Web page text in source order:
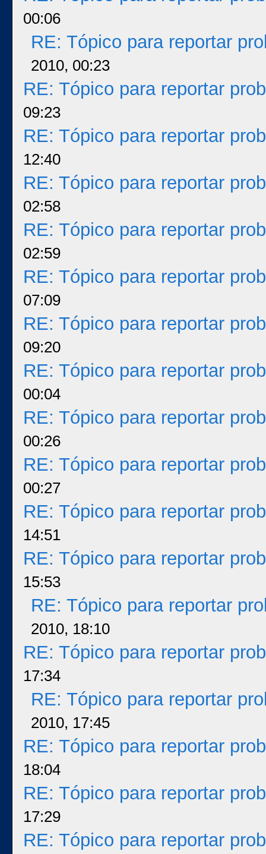
00:06
RE: Tópico para reportar
2010, 00:23
RE: Tópico para reportar
09:23
RE: Tópico para reportar
12:40
RE: Tópico para reportar
02:58
RE: Tópico para reportar
02:59
RE: Tópico para reportar
07:09
RE: Tópico para reportar
09:20
RE: Tópico para reportar
00:04
RE: Tópico para reportar
00:26
RE: Tópico para reportar
00:27
RE: Tópico para reportar
14:51
RE: Tópico para reportar
15:53
RE: Tópico para reportar
2010, 18:10
RE: Tópico para reportar
17:34
RE: Tópico para reportar
2010, 17:45
RE: Tópico para reportar
18:04
RE: Tópico para reportar
17:29
RE: Tópico para reportar